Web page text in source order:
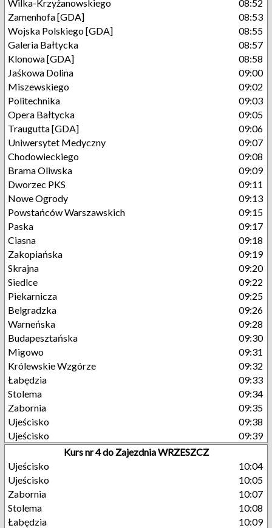
Wilka-Krzyżanowskiego
08:52
Zamenhofa [GDA]
08:53
Wojska Polskiego [GDA]
08:55
Galeria Bałtycka
08:57
Klonowa [GDA]
08:58
Jaśkowa Dolina
09:00
Miszewskiego
09:02
Politechnika
09:03
Opera Bałtycka
09:05
Traugutta [GDA]
09:06
Uniwersytet Medyczny
09:07
Chodowieckiego
09:08
Brama Oliwska
09:09
Dworzec PKS
09:11
Nowe Ogrody
09:13
Powstańców Warszawskich
09:15
Paska
09:17
Ciasna
09:18
Zakopiańska
09:19
Skrajna
09:20
Siedlce
09:22
Piekarnicza
09:25
Belgradzka
09:26
Warneńska
09:28
Budapesztańska
09:30
Migowo
09:31
Królewskie Wzgórze
09:32
Łabędzia
09:33
Stolema
09:34
Zabornia
09:35
Ujeścisko
09:38
Ujeścisko
09:39
Kurs nr 4 do Zajezdnia WRZESZCZ
Ujeścisko
10:04
Ujeścisko
10:05
Zabornia
10:07
Stolema
10:08
Łabędzia
10:09